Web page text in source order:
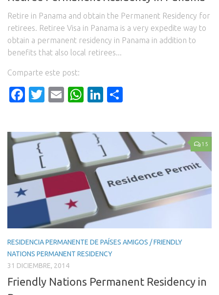
Retire in Panama and obtain the Permanent Residency for
retirees. Retiree Visa in Panama is a very expedite way to
obtain a permanent residency in Panama in addition to
benefits that also local retirees...
Comparte este post:
Facebook
Twitter
EmailWhatsApp
LinkedIn
15
RESIDENCIA PERMANENTE DE PAÍSES AMIGOS / FRIENDLY
NATIONS PERMANENT RESIDENCY
31 DICIEMBRE, 2014
Friendly Nations Permanent Residency in